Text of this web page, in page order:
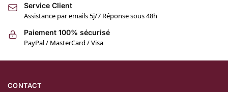
Service Client
Assistance par emails 5j/7 Réponse sous 48h
Paiement 100% sécurisé
PayPal / MasterCard / Visa
CONTACT